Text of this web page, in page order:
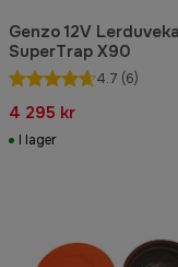
Genzo 12V
SuperTrap X90
4.7 (6)
4 295 kr
I lager